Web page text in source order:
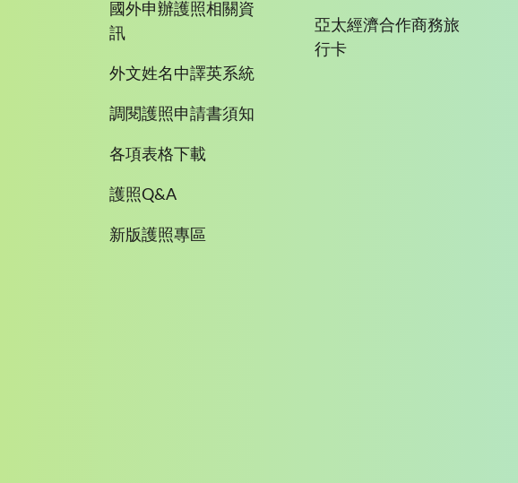
國外申辦護照相關資
訊
外文姓名中譯英系統
調閱護照申請書須知
各項表格下載
護照Q&A
新版護照專區
亞太經濟合作商務旅
行卡